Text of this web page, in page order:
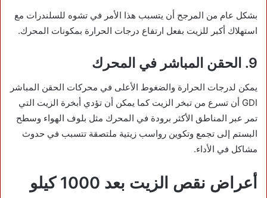
بشكل عام من المرجح أن يتسبب هذا الأمر في تشوه للسلندرات مع
استهلاك أكبر للزيت بفعل ارتفاع درجات الحرارة بمكونات المحرك.
9. الحقن المباشر في المحرك
يمكن لدرجات الحرارة والضغوط الأعلى في محركات الحقن المباشر
GDI أن تسرع من تبخر الزيت كما يمكن أن تؤدي أبخرة الزيت التي
تمر عبر المناطق الأكثر برودة في المحرك مثل بلوف الهواء وسطح
البستم إلى تجمع وتكوين رواسب زيتية ملتصقة تتسبب في حدوث
مشاكل في الأداء.
أعراض نقص الزيت بعد 1000 كيلو